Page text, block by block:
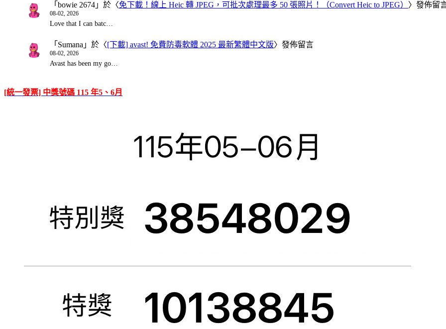
「 bowie 2674 」於〈免下載！線上 Heic 轉 JPEG，可批次處理最多 50 張照片！（Convert Heic to JPEG） 〉發佈留
08-02, 2026
Love that I can batc…
「 Sumana 」於〈[下載] avast! 免費防毒軟體 2025 最新繁體中文版〉發佈留言
08-02, 2026
Avast has been my go…
[統一發票] 中獎號碼 115 年5、6月